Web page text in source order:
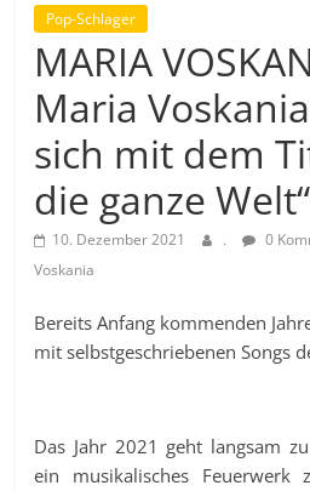
Pop-Schlager
MARIA
Maria
sich mit dem
die ganze
10. Dezember 2021 . 0
Voskania
Bereits Anfang kommenden
mit selbstgeschriebenen Songs
Das Jahr 2021 geht langsam
ein musikalisches Feuerwerk